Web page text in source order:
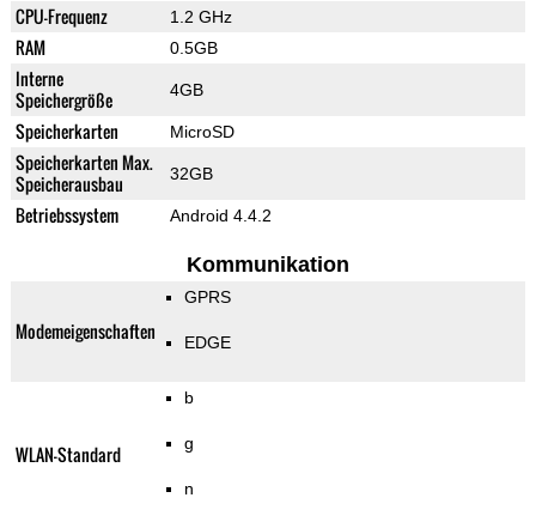
CPU-Frequenz 1.2 GHz
RAM 0.5GB
Interne
Speichergröße
4GB
Speicherkarten MicroSD
Speicherkarten Max.
Speicherausbau
32GB
Betriebssystem Android 4.4.2
Kommunikation
Modemeigenschaften
GPRS
EDGE
WLAN-Standard
b
g
n